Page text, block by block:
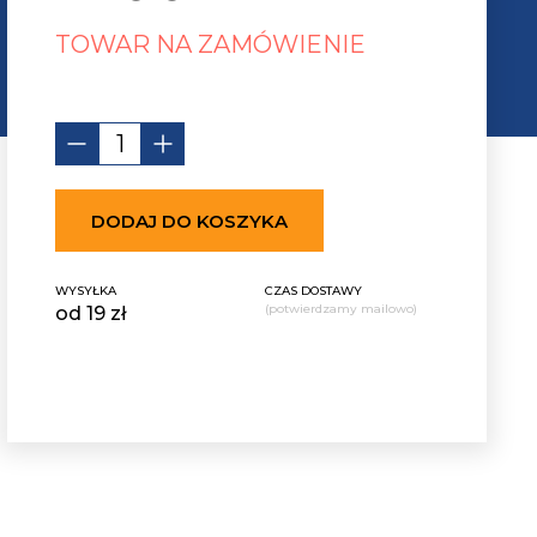
TOWAR NA ZAMÓWIENIE
DODAJ DO KOSZYKA
WYSYŁKA
od 19 zł
CZAS DOSTAWY
(potwierdzamy mailowo)